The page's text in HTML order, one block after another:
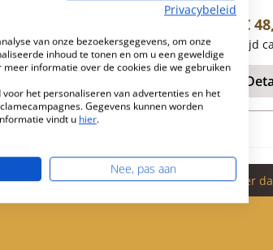
€
Levertijd
449 € Servicepartner voor meer
Privacybeleid
van onze bezoekersgegevens, om onze
inhoud te tonen en om u een geweldige
informatie over de cookies die we gebruiken
het personaliseren van advertenties en het
Gegevens kunnen worden
vindt u hier.
Nee, pas aan